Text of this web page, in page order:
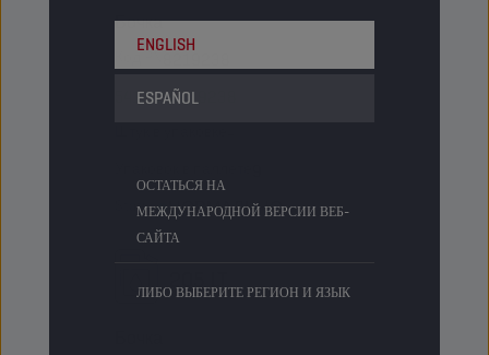
ENGLISH
ESPAÑOL
ОСТАТЬСЯ НА
МЕЖДУНАРОДНОЙ ВЕРСИИ ВЕБ-
САЙТА
ЛИБО ВЫБЕРИТЕ РЕГИОН И ЯЗЫК
Бочка
Код PN
5413048219238
Status НОРМАЛЬНО